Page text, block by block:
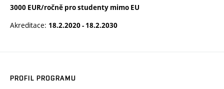
3000 EUR/ročně pro studenty mimo EU
Akreditace: 18.2.2020 - 18.2.2030
PROFIL PROGRAMU